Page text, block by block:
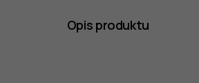
Opis produktu